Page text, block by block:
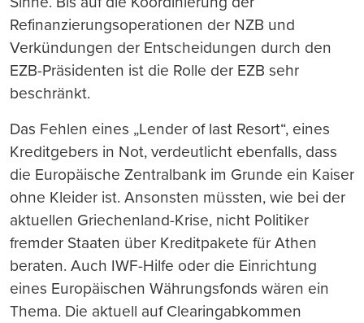
Refinanzierungsoperationen der NZB und
Verkündungen der Entscheidungen durch den
EZB-Präsidenten ist die Rolle der EZB sehr
beschränkt.
Das Fehlen eines „Lender of last Resort“, eines
Kreditgebers in Not, verdeutlicht ebenfalls, dass
die Europäische Zentralbank im Grunde ein Kaiser
ohne Kleider ist. Ansonsten müssten, wie bei der
aktuellen Griechenland-Krise, nicht Politiker
fremder Staaten über Kreditpakete für Athen
beraten. Auch IWF-Hilfe oder die Einrichtung
eines Europäischen Währungsfonds wären ein
Thema. Die aktuell auf Clearingabkommen